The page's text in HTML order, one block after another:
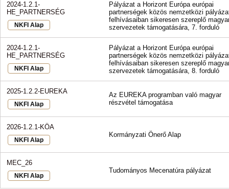
2024-1.2.1-
HE_PARTNERSÉG
NKFI Alap
Pályázat a Horizont Európa európai
partnerségek közös nemzetközi
felhívásaiban sikeresen szereplő
szervezetek támogatására, 7. forduló
2024-1.2.1-
HE_PARTNERSÉG
NKFI Alap
Pályázat a Horizont Európa európai
partnerségek közös nemzetközi
felhívásaiban sikeresen szereplő
szervezetek támogatására, 8. forduló
2025-1.2.2-EUREKA
NKFI Alap
Az EUREKA programban való magyar
részvétel támogatása
2026-1.2.1-KÖA
NKFI Alap
Kormányzati Önerő Alap
MEC_26
NKFI Alap
Tudományos Mecenatúra pályázat